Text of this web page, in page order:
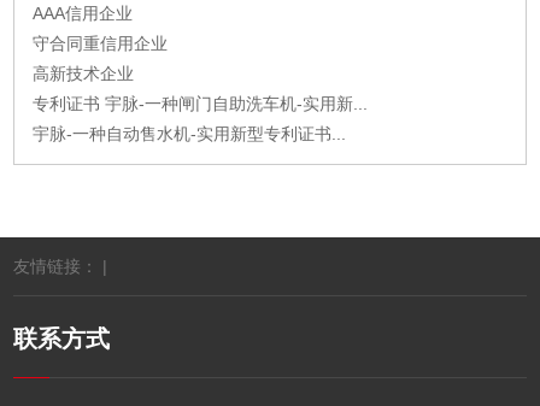
AAA信用企业
守合同重信用企业
高新技术企业
专利证书 宇脉-一种闸门自助洗车机-实用新...
宇脉-一种自动售水机-实用新型专利证书...
友情链接： |
联系方式